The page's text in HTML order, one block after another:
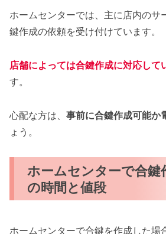
ホームセンターでは、主に店内のサ
鍵作成の依頼を受け付けています。
店舗によっては合鍵作成に対応して
す。
心配な方は、 事前に合鍵作成可能か
ょう。
ホームセンターで合鍵
の時間と値段
ホームセンターで合鍵を作成した場